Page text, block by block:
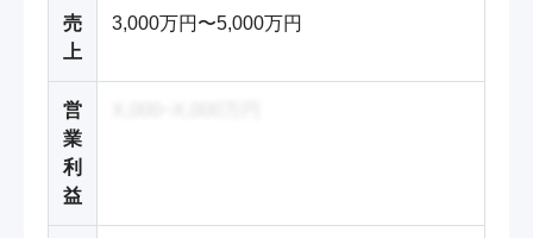
売
上
3,000万円〜5,000万円
営
業
利
益